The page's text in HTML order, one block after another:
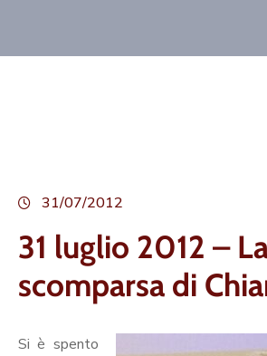
31/07/2012
31 luglio 2012 –
scomparsa di
Si è spento